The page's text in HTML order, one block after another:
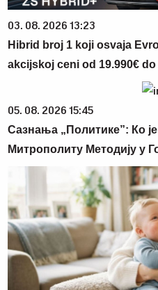
03. 08. 2026 13:23
Hibrid broj 1 koji osvaja
akcijskoj ceni od 19.990€ do
05. 08. 2026 15:45
Сазнања „Политике”: Ко
Митрополиту Методију у